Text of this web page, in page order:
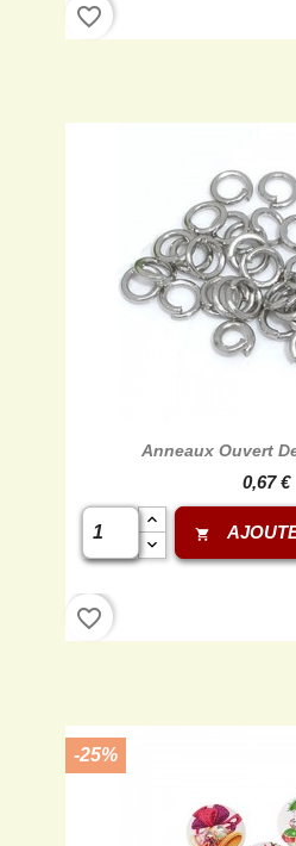
favorite_border
Anneaux Ouvert
0,67 €
shopping_cart
favorite_border
-25%